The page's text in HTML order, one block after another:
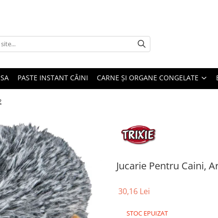
PASTE INSTANT CÂINI CARNE ȘI ORGANE CONGELATE
Jucarie Pentru Caini,
30,16 Lei
STOC EPUIZAT